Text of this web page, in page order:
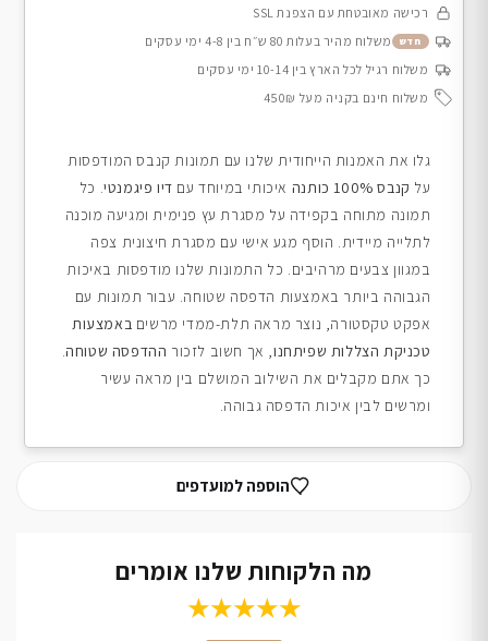
רכישה מאובטחת עם הצפנת SSL
חדש
משלוח מהיר בעלות 80 ש״ח בין 4-8 ימי עסקים
משלוח רגיל לכל הארץ בין 10-14 ימי עסקים
משלוח חינם בקניה מעל 450₪
גלו את האמנות הייחודית שלנו עם תמונות קנבס המודפסות
על קנבס 100% כותנה איכותי במיוחד עם דיו פיגמנטי. כל
תמונה מתוחה בקפידה על מסגרת עץ פנימית ומגיעה מוכנה
לתלייה מיידית. הוסף מגע אישי עם מסגרת חיצונית צפה
במגוון צבעים מרהיבים. כל התמונות שלנו מודפסות באיכות
הגבוהה ביותר באמצעות הדפסה שטוחה. עבור תמונות עם
אפקט טקסטורה, נוצר מראה תלת-ממדי מרשים באמצעות
טכניקת הצללות שפיתחנו, אך חשוב לזכור ההדפסה שטוחה.
כך אתם מקבלים את השילוב המושלם בין מראה עשיר
ומרשים לבין איכות הדפסה גבוהה.
הוספה למועדפים
מה הלקוחות שלנו אומרים
★★★★★